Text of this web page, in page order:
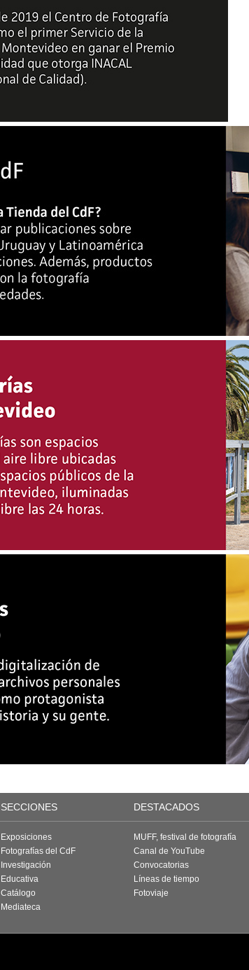
SECCIONES DESTACADOS
Exposiciones
Fotografías del CdF
Investigación
Educativa
Catálogo
Mediateca
MUFF, festival de fotografía
Canal de YouTube
Convocatorias
Líneas de tiempo
Fotoviaje